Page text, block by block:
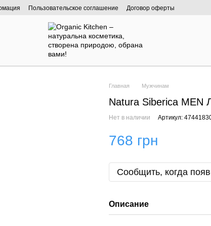
Пользовательское соглашение Договор оферты
Главная Мужчинам
Natura Siberica MEN
Нет в наличии Артикул:
768 грн
Сообщить, когда
Описание